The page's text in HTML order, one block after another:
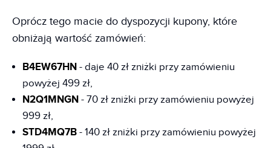
Oprócz tego macie do dyspozycji kupony, które
obniżają wartość zamówień:
B4EW67HN - daje 40 zł zniżki przy zamówieniu
powyżej 499 zł,
N2Q1MNGN - 70 zł zniżki przy zamówieniu powyżej
999 zł,
STD4MQ7B - 140 zł zniżki przy zamówieniu powyżej